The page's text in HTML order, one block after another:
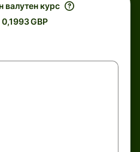
валутен курс
0,1993 GBP